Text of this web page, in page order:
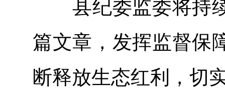
县纪委监委将持续
篇文章，发挥监督保
断释放生态红利，切